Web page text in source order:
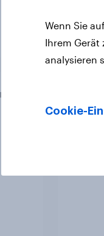
Wenn Sie
Ihrem Gerät
analysieren
Cookie-